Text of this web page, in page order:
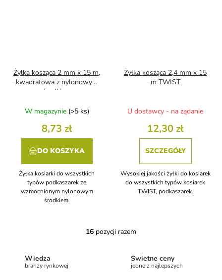
Żyłka kosząca 2 mm x 15 m,
kwadratowa z nylonowym
środkiem
W magazynie (>5 ks)
8,73 zł
DO KOSZYKA
Żyłka kosiarki do wszystkich
typów podkaszarek ze
wzmocnionym nylonowym
środkiem.
Żyłka kosząca 2,4 mm x 15
m TWIST
U dostawcy - na żądanie
12,30 zł
SZCZEGÓŁY
Wysokiej jakości żyłki do kosiarek
do wszystkich typów kosiarek
TWIST, podkaszarek.
K
16 pozycji razem
Wiedza
branży rynkowej
Świetne ceny
jedne z najlepszych